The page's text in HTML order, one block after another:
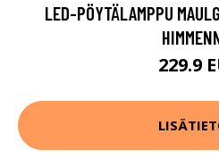
LED-PÖYTÄLAMPPU
229.9